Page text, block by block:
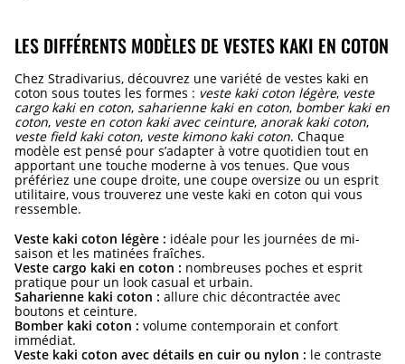
LES DIFFÉRENTS MODÈLES DE VESTES KAKI EN COTON
Chez Stradivarius, découvrez une variété de vestes kaki en
coton sous toutes les formes : veste kaki coton légère, veste
cargo kaki en coton, saharienne kaki en coton, bomber kaki en
coton, veste en coton kaki avec ceinture, anorak kaki coton,
veste field kaki coton, veste kimono kaki coton. Chaque
modèle est pensé pour s’adapter à votre quotidien tout en
apportant une touche moderne à vos tenues. Que vous
préfériez une coupe droite, une coupe oversize ou un esprit
utilitaire, vous trouverez une veste kaki en coton qui vous
ressemble.
Veste kaki coton légère : idéale pour les journées de mi-
saison et les matinées fraîches.
Veste cargo kaki en coton : nombreuses poches et esprit
pratique pour un look casual et urbain.
Saharienne kaki coton : allure chic décontractée avec
boutons et ceinture.
Bomber kaki coton : volume contemporain et confort
immédiat.
Veste kaki coton avec détails en cuir ou nylon : le contraste